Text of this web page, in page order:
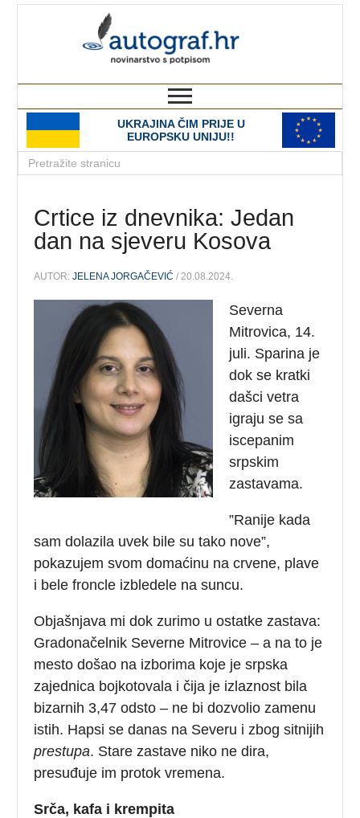
UKRAJINA ČIM PRIJE U
EUROPSKU UNIJU!!
Crtice iz dnevnika: Jedan
dan na sjeveru Kosova
AUTOR:JELENA JORGAČEVIĆ / 20.08.2024.
Severna
Mitrovica, 14.
juli. Sparina je
dok se kratki
dašci vetra
igraju se sa
iscepanim
srpskim
zastavama.
”Ranije kada
sam dolazila uvek bile su tako nove”,
pokazujem svom domaćinu na crvene, plave
i bele froncle izbledele na suncu.
Objašnjava mi dok zurimo u ostatke zastava:
Gradonačelnik Severne Mitrovice – a na to je
mesto došao na izborima koje je srpska
zajednica bojkotovala i čija je izlaznost bila
bizarnih 3,47 odsto – ne bi dozvolio zamenu
istih. Hapsi se danas na Severu i zbog sitnijih
prestupa. Stare zastave niko ne dira,
presuđuje im protok vremena.
Srča, kafa i krempita